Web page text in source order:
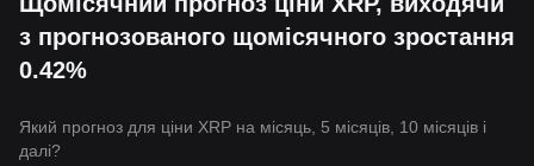
з прогнозованого щомісячного зростання
0.42%
Який прогноз для ціни XRP на місяць, 5 місяців, 10 місяців і
далі?